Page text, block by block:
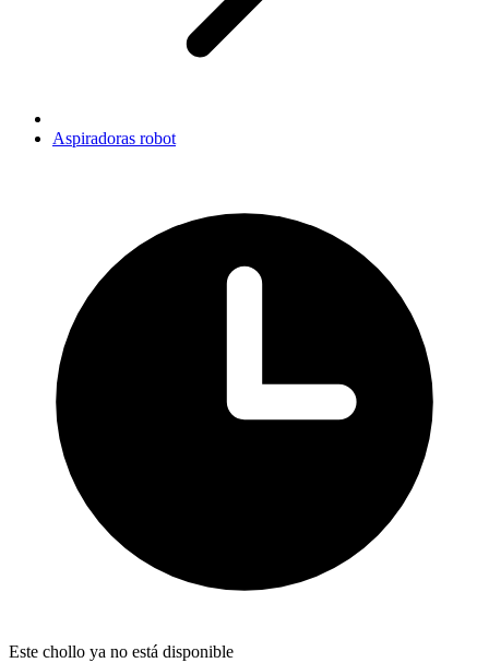
Aspiradoras robot
Este chollo ya no está disponible